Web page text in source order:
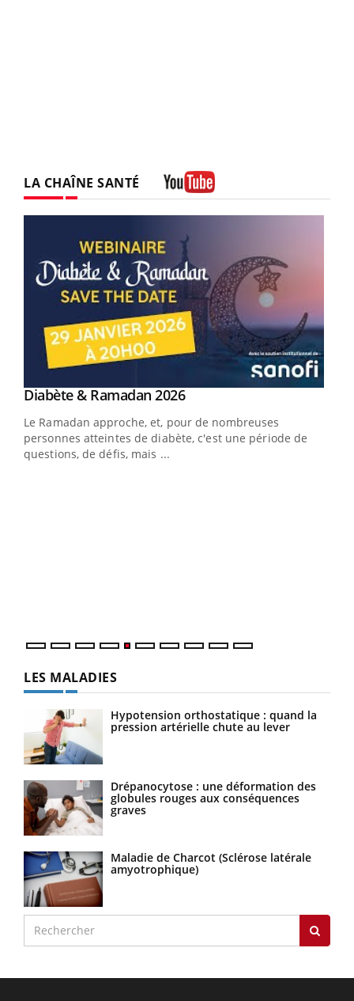
LA CHAÎNE SANTÉ
Youtube
Diabète & Ramadan 2026Youtube
Le Ramadan approche, et, pour de nombreuses
personnes atteintes de diabète, c'est une période de
questions, de défis, mais ...
LES MALADIES
Hypotension orthostatique : quand la
pression artérielle chute au lever
Drépanocytose : une déformation des
globules rouges aux conséquences
graves
Maladie de Charcot (Sclérose latérale
amyotrophique)